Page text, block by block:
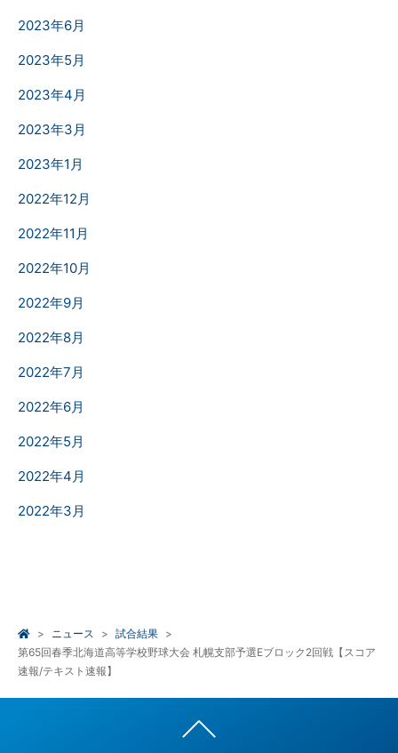
2023年6月
2023年5月
2023年4月
2023年3月
2023年1月
2022年12月
2022年11月
2022年10月
2022年9月
2022年8月
2022年7月
2022年6月
2022年5月
2022年4月
2022年3月
ニュース
試合結果
第65回春季北海道高等学校野球大会 札幌支部予選Eブロック2回戦【スコア
速報/テキスト速報】